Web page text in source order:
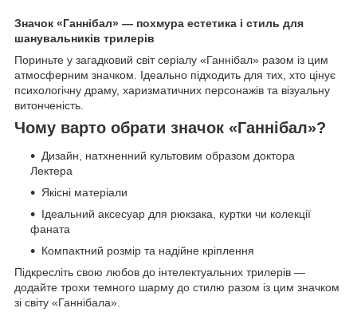
Значок «Ганнібал» — похмура естетика і стиль для
шанувальників трилерів
Пориньте у загадковий світ серіалу «Ганнібал» разом із цим
атмосферним значком. Ідеально підходить для тих, хто цінує
психологічну драму, харизматичних персонажів та візуальну
витонченість.
Чому варто обрати значок «Ганнібал»?
Дизайн, натхненний культовим образом доктора
Лектера
Якісні матеріали
Ідеальний аксесуар для рюкзака, куртки чи колекції
фаната
Компактний розмір та надійне кріплення
Підкресліть свою любов до інтелектуальних трилерів —
додайте трохи темного шарму до стилю разом із цим значком
зі світу «Ганнібала».